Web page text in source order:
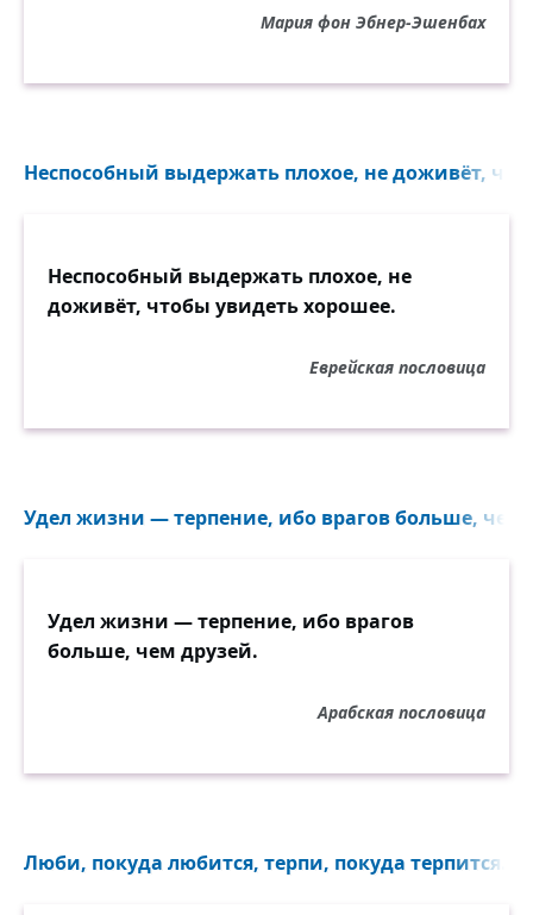
Мария фон Эбнер-Эшенбах
Неспособный выдержать плохое, не доживёт,
Неспособный выдержать плохое, не
доживёт, чтобы увидеть хорошее.
Еврейская пословица
Удел жизни — терпение, ибо врагов больше, чем
Удел жизни — терпение, ибо врагов
больше, чем друзей.
Арабская пословица
Люби, покуда любится, терпи, покуда терпится...